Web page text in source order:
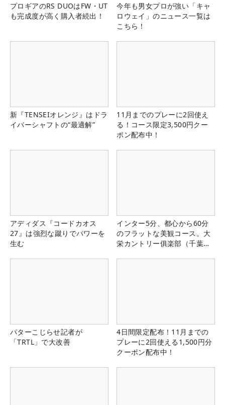
プロギアのRS DUOはFW・UT
も完成度が高く購入者続出！
今年も男女プロが強い「キャ
ロウェイ」のニュース一覧は
こちら！
新『TENSEIオレンジ』はドラ
イバーシャフトの“最適解”
11月までのプレーに2回使え
る！コース限定3,500円クー
ポン配布中！
アディダス『コードカオス
27』は強烈な蹴りでパワーを
生む
インター5分、都心から60分
のフラットな美観コース。大
栄カントリー俱楽部（千葉
パターこじらせ記者が
「TRTL」で大改善
4日間限定配布！11月までの
プレーに2回使える1,500円分
クーポン配布中！